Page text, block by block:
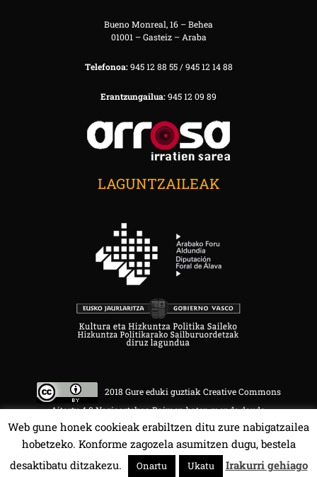
Bueno Monreal, 16 – Behea
01001 – Gasteiz – Araba
Telefonoa:945 12 88 55 / 945 12 14 88
Erantzungailua:945 12 09 89
LAGUNTZAILEAK
2018 Gure eduki guztiak Creative Commons
Aitortu 4.0 Nazioartekoa Baimen baten mende daude.
HALA BEDI BAT 107.4 MHz.
Web gune honek cookieak erabiltzen ditu zure nabigatzailea
hobetzeko. Konforme zagozela asumitzen dugu, bestela
desaktibatu ditzakezu.
Onartu Ukatu Irakurri gehiago